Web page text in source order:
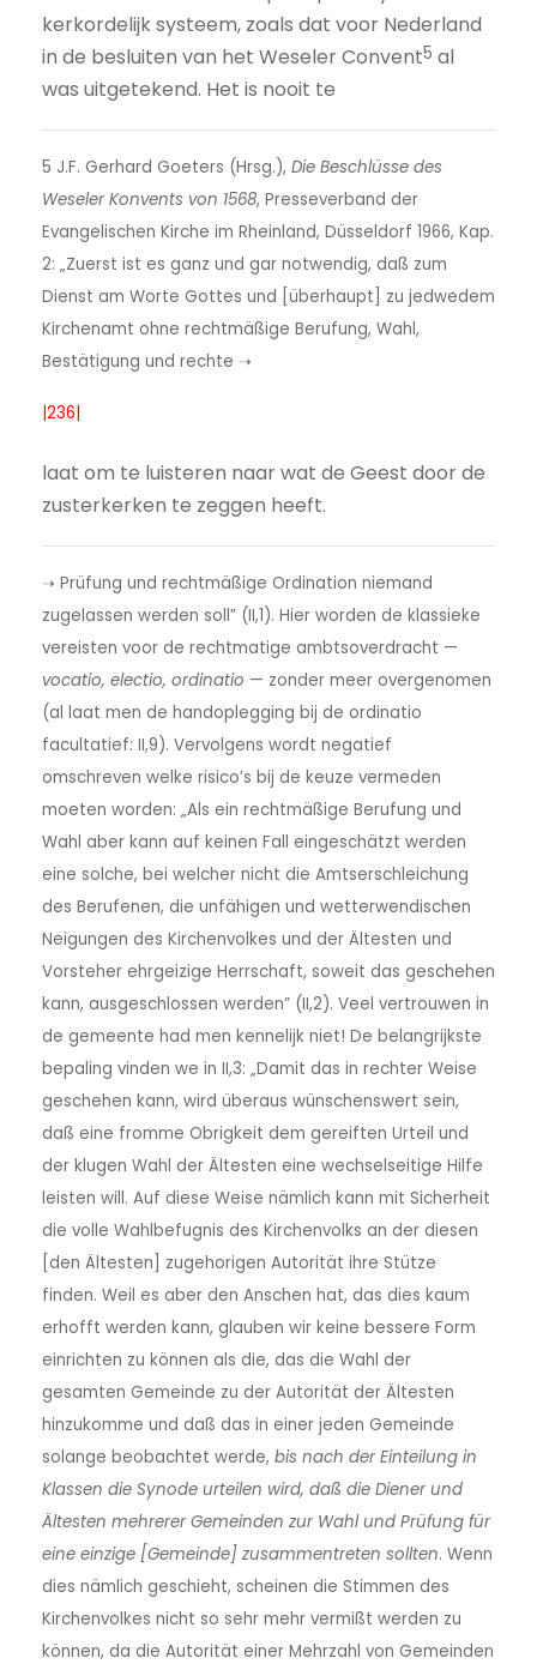
kerkordelijk systeem, zoals dat voor Nederland
in de besluiten van het Weseler Convent5 al
was uitgetekend. Het is nooit te
5 J.F. Gerhard Goeters (Hrsg.), Die Beschlüsse des
Weseler Konvents von 1568, Presseverband der
Evangelischen Kirche im Rheinland, Düsseldorf 1966, Kap.
2: „Zuerst ist es ganz und gar notwendig, daß zum
Dienst am Worte Gottes und [überhaupt] zu jedwedem
Kirchenamt ohne rechtmäßige Berufung, Wahl,
Bestätigung und rechte ➝
|236|
laat om te luisteren naar wat de Geest door de
zusterkerken te zeggen heeft.
➝ Prüfung und rechtmäßige Ordination niemand
zugelassen werden soll” (II,1). Hier worden de klassieke
vereisten voor de rechtmatige ambtsoverdracht —
vocatio, electio, ordinatio — zonder meer overgenomen
(al laat men de handoplegging bij de ordinatio
facultatief: II,9). Vervolgens wordt negatief
omschreven welke risico’s bij de keuze vermeden
moeten worden: „Als ein rechtmäßige Berufung und
Wahl aber kann auf keinen Fall eingeschätzt werden
eine solche, bei welcher nicht die Amtserschleichung
des Berufenen, die unfähigen und wetterwendischen
Neigungen des Kirchenvolkes und der Ältesten und
Vorsteher ehrgeizige Herrschaft, soweit das geschehen
kann, ausgeschlossen werden” (II,2). Veel vertrouwen in
de gemeente had men kennelijk niet! De belangrijkste
bepaling vinden we in II,3: „Damit das in rechter Weise
geschehen kann, wird überaus wünschenswert sein,
daß eine fromme Obrigkeit dem gereiften Urteil und
der klugen Wahl der Ältesten eine wechselseitige Hilfe
leisten will. Auf diese Weise nämlich kann mit Sicherheit
die volle Wahlbefugnis des Kirchenvolks an der diesen
[den Ältesten] zugehorigen Autorität ihre Stütze
finden. Weil es aber den Anschen hat, das dies kaum
erhofft werden kann, glauben wir keine bessere Form
einrichten zu können als die, das die Wahl der
gesamten Gemeinde zu der Autorität der Ältesten
hinzukomme und daß das in einer jeden Gemeinde
solange beobachtet werde, bis nach der Einteilung in
Klassen die Synode urteilen wird, daß die Diener und
Ältesten mehrerer Gemeinden zur Wahl und Prüfung für
eine einzige [Gemeinde] zusammentreten sollten. Wenn
dies nämlich geschieht, scheinen die Stimmen des
Kirchenvolkes nicht so sehr mehr vermißt werden zu
können, da die Autorität einer Mehrzahl von Gemeinden